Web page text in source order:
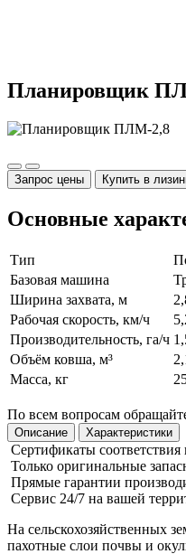
Планировщик
Запрос цены Купить в
Основные
Тип
Базовая машина
Ширина захвата, м
Рабочая скорость, км/ч
Производительность, га/ч
Объём ковша, м³
Масса, кг
По всем вопросам
Описание Характеристики
Сертификаты
Только оригинальные
Прямые гарантии
Сервис 24/7 на вашей
На сельскохозяйственных
пахотные слои почвы и